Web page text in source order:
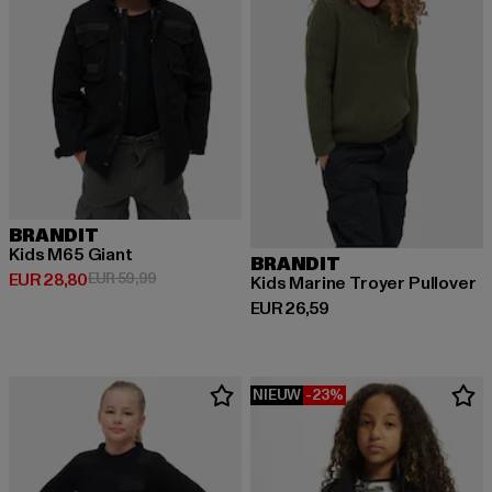
BRANDIT
Kids M65 Giant
EUR 28,80
Huidige prijs: EUR 28,80
EUR 59,99Actieprijs: EUR 59,99
BRANDIT
Kids Marine Troyer Pullover
EUR 26,59
Huidige prijs: EUR 26,59
NIEUW -23%